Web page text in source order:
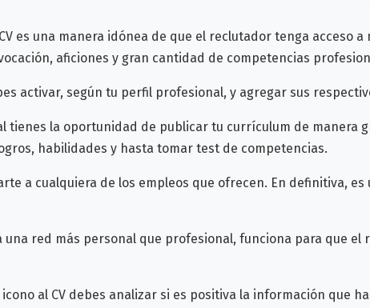
es una manera idónea de que el reclutador tenga acceso
aficiones y gran cantidad de competencias
activar, según tu perfil profesional, y agregar sus
tienes la oportunidad de publicar tu currículum de manera
habilidades y hasta tomar test de competencias.
a cualquiera de los empleos que ofrecen. En definitiva,
una red más personal que profesional, funciona para que
al CV debes analizar si es positiva la información que